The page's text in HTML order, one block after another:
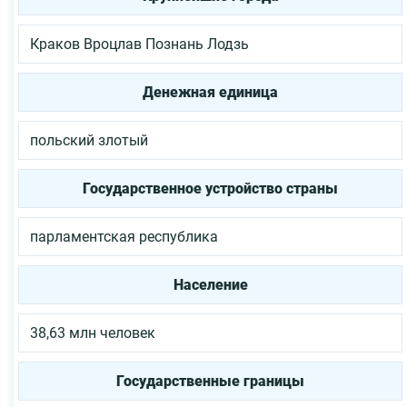
Краков Вроцлав Познань Лодзь
Денежная единица
польский злотый
Государственное устройство страны
парламентская республика
Население
38,63 млн человек
Государственные границы